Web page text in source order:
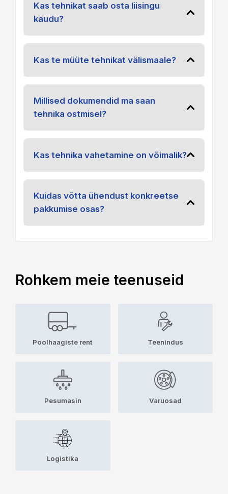
Kas tehnikat saab osta liisingu
kaudu?
Kas te müüte tehnikat välismaale?
Millised dokumendid ma saan
tehnika ostmisel?
Kas tehnika vahetamine on võimalik?
Kuidas võtta ühendust konkreetse
pakkumise osas?
Rohkem meie teenuseid
Poolhaagiste rent Teenindus
Pesumasin Varuosad
Logistika